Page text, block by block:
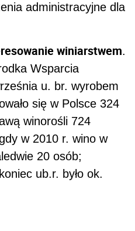
administracyjne dla
winiarstwem.
Wsparcia
u. br. wyrobem
się w Polsce 324
winorośli 724
w 2010 r. wino w
20 osób;
ub.r. było ok.